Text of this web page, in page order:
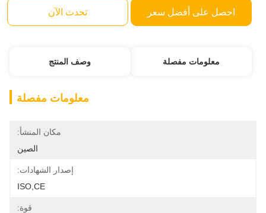
احصل على أفضل سعر تحدث الآن
معلومات مفصلة وصف المنتج
معلومات مفصلة
مكان المنشأ:
الصين
إصدار الشهادات:
ISO,CE
قوة: